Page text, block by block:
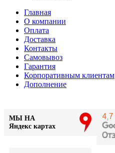
Главная
О компании
Оплата
Доставка
Контакты
Самовывоз
Гарантия
Корпоративным клиентам
Дополнение
МЫ НА
Яндекс картах